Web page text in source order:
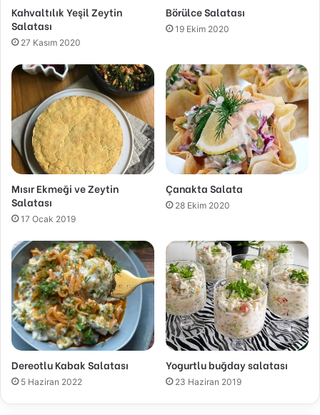
Kahvaltılık Yeşil Zeytin
Salatası
27 Kasım 2020
Börülce Salatası
19 Ekim 2020
Mısır Ekmeği ve Zeytin
Salatası
17 Ocak 2019
Çanakta Salata
28 Ekim 2020
Dereotlu Kabak Salatası
5 Haziran 2022
Yogurtlu buğday salatası
23 Haziran 2019